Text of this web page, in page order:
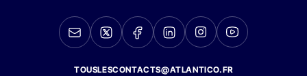
TOUSLESCONTACTS@ATLANTICO.FR